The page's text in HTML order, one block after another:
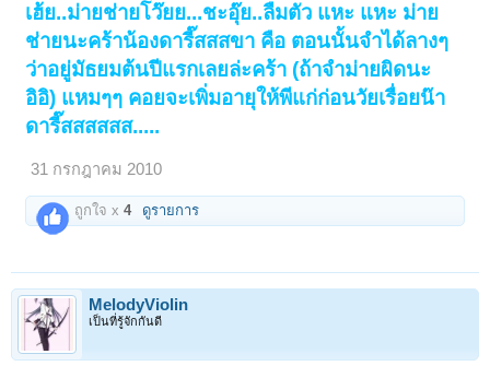
เฮ้ย..ม่ายช่ายโว๊ยย...ชะอุ๊ย..ลืมตัว แหะ แหะ ม่าย
ช่ายนะคร้าน้องดารี๊สสสขา คือ ตอนนั้นจำได้ลางๆ
ว่าอยู่มัธยมต้นปีแรกเลยล่ะคร้า (ถ้าจำม่ายผิดนะ
อิอิ) แหมๆๆ คอยจะเพิ่มอายุให้พีแก่ก่อนวัยเรื่อยน๊า
ดารี๊สสสสสส.....
31 กรกฎาคม 2010
ถูกใจ x4 ดูรายการ
MelodyViolin
เป็นที่รู้จักกันดี